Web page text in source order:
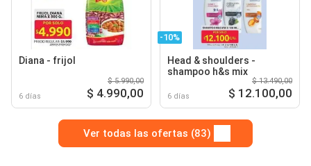
Diana - frijol
6 días
$ 5.990,00
$ 4.990,00
-10%
Head & shoulders -
shampoo h&s mix
6 días
$ 13.490,00
$ 12.100,00
Ver todas las ofertas (83)